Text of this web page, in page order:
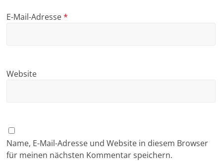
E-Mail-Adresse*
Website
Name, E-Mail-Adresse und Website in diesem Browser
für meinen nächsten Kommentar speichern.